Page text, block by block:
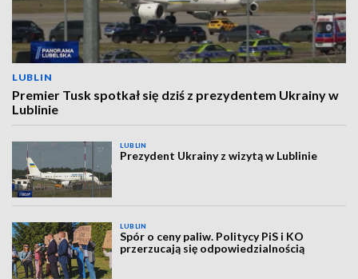
LUBLIN
Premier Tusk spotkał się dziś z prezydentem Ukrainy w
Lublinie
LUBLIN
Prezydent Ukrainy z wizytą w Lublinie
LUBLIN
Spór o ceny paliw. Politycy PiS i KO
przerzucają się odpowiedzialnością